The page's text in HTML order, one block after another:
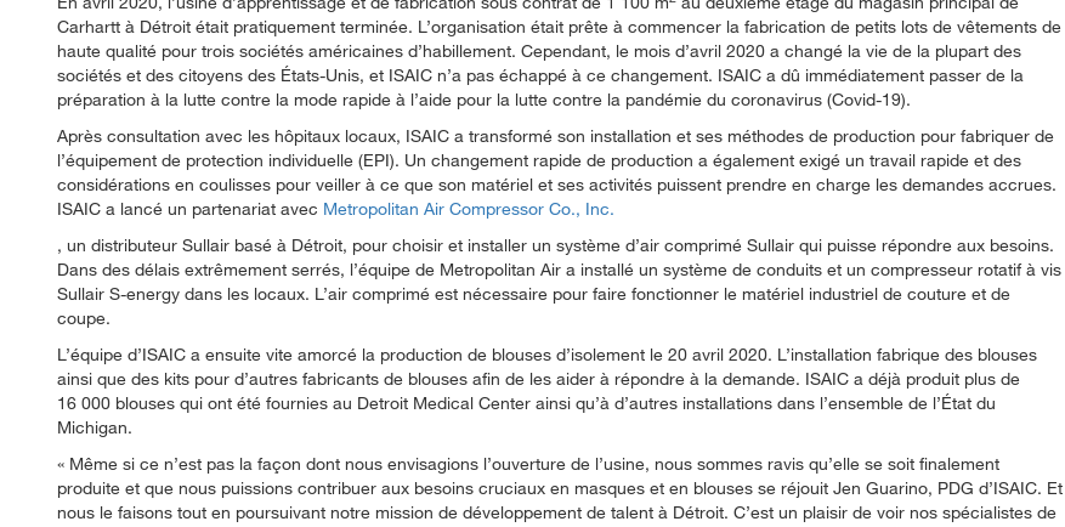
Carhartt à Détroit était pratiquement terminée. L’organisation était prête à commencer la fabrication de petits lots de vêtements de
haute qualité pour trois sociétés américaines d’habillement. Cependant, le mois d’avril 2020 a changé la vie de la plupart des
sociétés et des citoyens des États-Unis, et ISAIC n’a pas échappé à ce changement. ISAIC a dû immédiatement passer de la
préparation à la lutte contre la mode rapide à l’aide pour la lutte contre la pandémie du coronavirus (Covid-19).
Après consultation avec les hôpitaux locaux, ISAIC a transformé son installation et ses méthodes de production pour fabriquer de
l’équipement de protection individuelle (EPI). Un changement rapide de production a également exigé un travail rapide et des
considérations en coulisses pour veiller à ce que son matériel et ses activités puissent prendre en charge les demandes accrues.
ISAIC a lancé un partenariat avec Metropolitan Air Compressor Co., Inc.
, un distributeur Sullair basé à Détroit, pour choisir et installer un système d’air comprimé Sullair qui puisse répondre aux besoins.
Dans des délais extrêmement serrés, l’équipe de Metropolitan Air a installé un système de conduits et un compresseur rotatif à vis
Sullair S-energy dans les locaux. L’air comprimé est nécessaire pour faire fonctionner le matériel industriel de couture et de
coupe.
L’équipe d’ISAIC a ensuite vite amorcé la production de blouses d’isolement le 20 avril 2020. L’installation fabrique des blouses
ainsi que des kits pour d’autres fabricants de blouses afin de les aider à répondre à la demande. ISAIC a déjà produit plus de
16 000 blouses qui ont été fournies au Detroit Medical Center ainsi qu’à d’autres installations dans l’ensemble de l’État du
Michigan.
Même si ce n’est pas la façon dont nous envisagions l’ouverture de l’usine, nous sommes ravis qu’elle se soit finalement
produite et que nous puissions contribuer aux besoins cruciaux en masques et en blouses se réjouit Jen Guarino, PDG d’ISAIC. Et
nous le faisons tout en poursuivant notre mission de développement de talent à Détroit. C’est un plaisir de voir nos spécialistes de